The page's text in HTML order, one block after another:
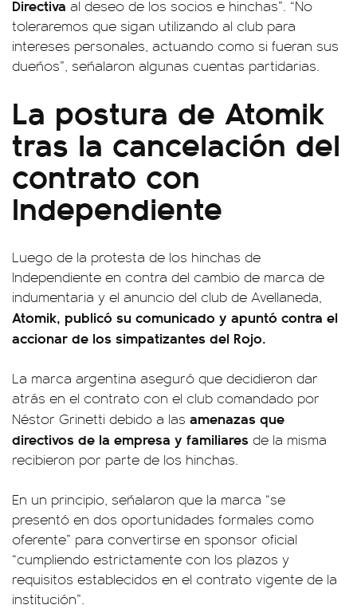
Directiva al deseo de los socios e hinchas”. “No
toleraremos que sigan utilizando al club para
intereses personales, actuando como si fueran sus
dueños”, señalaron algunas cuentas partidarias.
La postura de Atomik
tras la cancelación del
contrato con
Independiente
Luego de la protesta de los hinchas de
Independiente en contra del cambio de marca de
indumentaria y el anuncio del club de Avellaneda,
Atomik, publicó su comunicado y apuntó contra el
accionar de los simpatizantes del Rojo.
La marca argentina aseguró que decidieron dar
atrás en el contrato con el club comandado por
Néstor Grinetti debido a las amenazas que
directivos de la empresa y familiares de la misma
recibieron por parte de los hinchas.
En un principio, señalaron que la marca “se
presentó en dos oportunidades formales como
oferente” para convertirse en sponsor oficial
“cumpliendo estrictamente con los plazos y
requisitos establecidos en el contrato vigente de la
institución”.